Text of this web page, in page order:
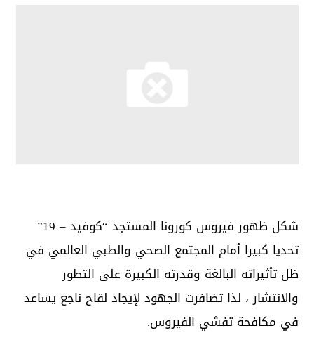
شكل ظهور فيروس كورونا المستجد “كوفيد – 19”
تحديا كبيرا أمام المجتمع الصحي والطبي العالمي في
ظل تأثيراته البالغة وقدرته الكبيرة على التطور
والانتشار ، لذا تضافرت الجهود لإيجاد لقاح ناجع يساعد
في مكافحة تفشي الفيروس.